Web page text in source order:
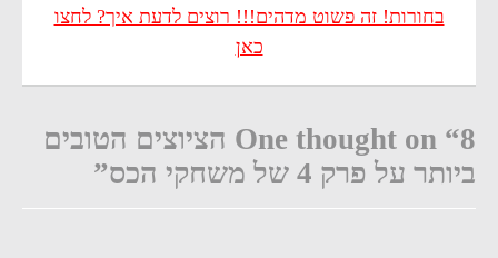
בחורות! זה פשוט מדהים!!! רוצים לדעת איך? לחצו
כאן
One thought on “8 הציוצים הטובים
ביותר על פרק 4 של משחקי הכס”